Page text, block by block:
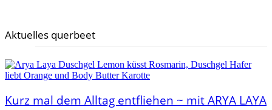
Aktuelles querbeet
Kurz mal dem Alltag entfliehen ~ mit ARYA LAYA